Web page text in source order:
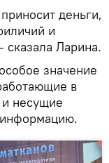
деньги,
и
сказала Ларина.
значение
в
и несущие
информацию.